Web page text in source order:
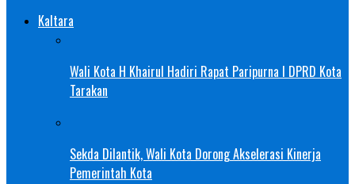
Kaltara
Wali Kota H Khairul Hadiri Rapat Paripurna I DPRD Kota
Tarakan
Sekda Dilantik, Wali Kota Dorong Akselerasi Kinerja
Pemerintah Kota